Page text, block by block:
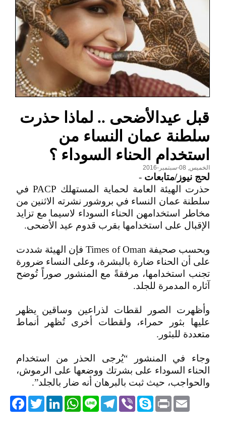
قبل عيدالأضحى .. لماذا حذرت
سلطنة عمان النساء من
استخدام الحناء السوداء ؟
الخميس, 08-سبتمبر-2016
لحج نيوز/متابعات -
حذرت الهيئة العامة لحماية المستهلك PACP في
سلطنة عمان النساء في بروشور نشرته الاثنين من
مخاطر استخدامهن الحناء السوداء لاسيما مع تزايد
الإقبال على استخدامها بقرب قدوم عيد الأضحى.
وبحسب صحيفة Times of Oman فإن الهيئة شددت
على أن الحناء ضارة بالبشرة، وعلى النساء ضرورة
تجنب استخدامها، مرفقةً مع المنشور صوراً تُوضح
آثاره المدمرة للجلد.
وأظهرت الصور لقطات لذراعين وساقين يظهر
عليها بثور حمراء، ولقطات أخرى تُظهر أنماط
متعددة للبثور.
وجاء في المنشور “يُرجى الحذر من استخدام
الحناء السوداء على بشرتك ووضعها على الرموش،
والحواجب، حيث ثبت بالبرهان أنه ضار بالجلد”.
TwitterLinkedIn
WhatsApp Line
Telegram ViberSkype PrintEmail